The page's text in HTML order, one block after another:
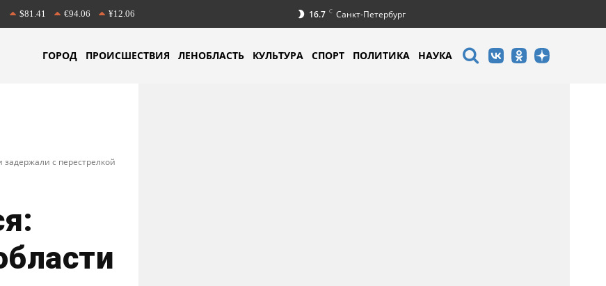
$81.41 €94.06 ¥12.06 16.7 C Санкт-Петербург
ГОРОД ПРОИСШЕСТВИЯ ЛЕНОБЛАСТЬ КУЛЬТУРА СПОРТ ПОЛИТИКА НАУКА
с перестрелкой